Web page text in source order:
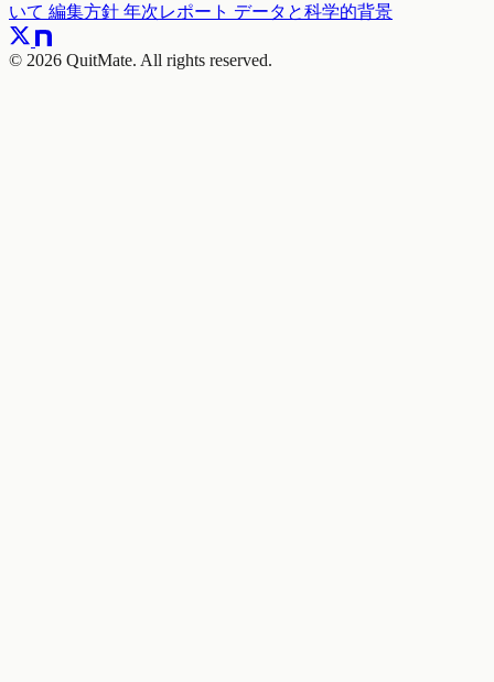
いて 編集方針 年次レポート データと科学的背景
© 2026 QuitMate. All rights reserved.